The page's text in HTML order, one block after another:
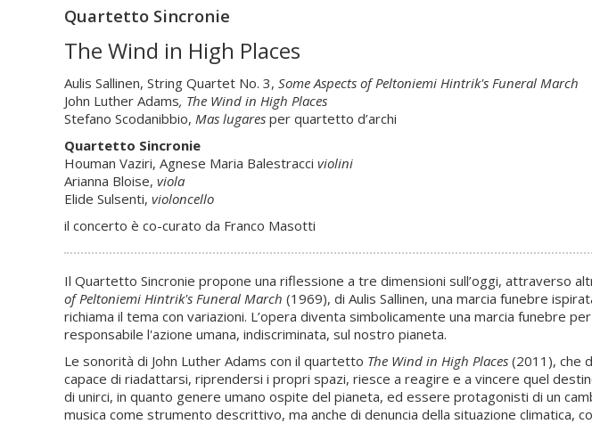
Quartetto Sincronie
The Wind in High Places
Aulis Sallinen, String Quartet No. 3, Some Aspects of Peltoniemi Hintrik's Funeral March
John Luther Adams, The Wind in High Places
Stefano Scodanibbio, Mas lugares per quartetto d’archi
Quartetto Sincronie
Houman Vaziri, Agnese Maria Balestracci violini
Arianna Bloise, viola
Elide Sulsenti, violoncello
il concerto è co-curato da Franco Masotti
Il Quartetto Sincronie propone una riflessione a tre dimensioni sull’oggi,
of Peltoniemi Hintrik's Funeral March (1969), di Aulis Sallinen, una marcia funebre
richiama il tema con variazioni. L’opera diventa simbolicamente una marcia funebre
responsabile l'azione umana, indiscriminata, sul nostro pianeta.
Le sonorità di John Luther Adams con il quartetto The Wind in High Places (2011), che
capace di riadattarsi, riprendersi i propri spazi, riesce a reagire e a vincere quel
di unirci, in quanto genere umano ospite del pianeta, ed essere protagonisti di un
musica come strumento descrittivo, ma anche di denuncia della situazione climatica,